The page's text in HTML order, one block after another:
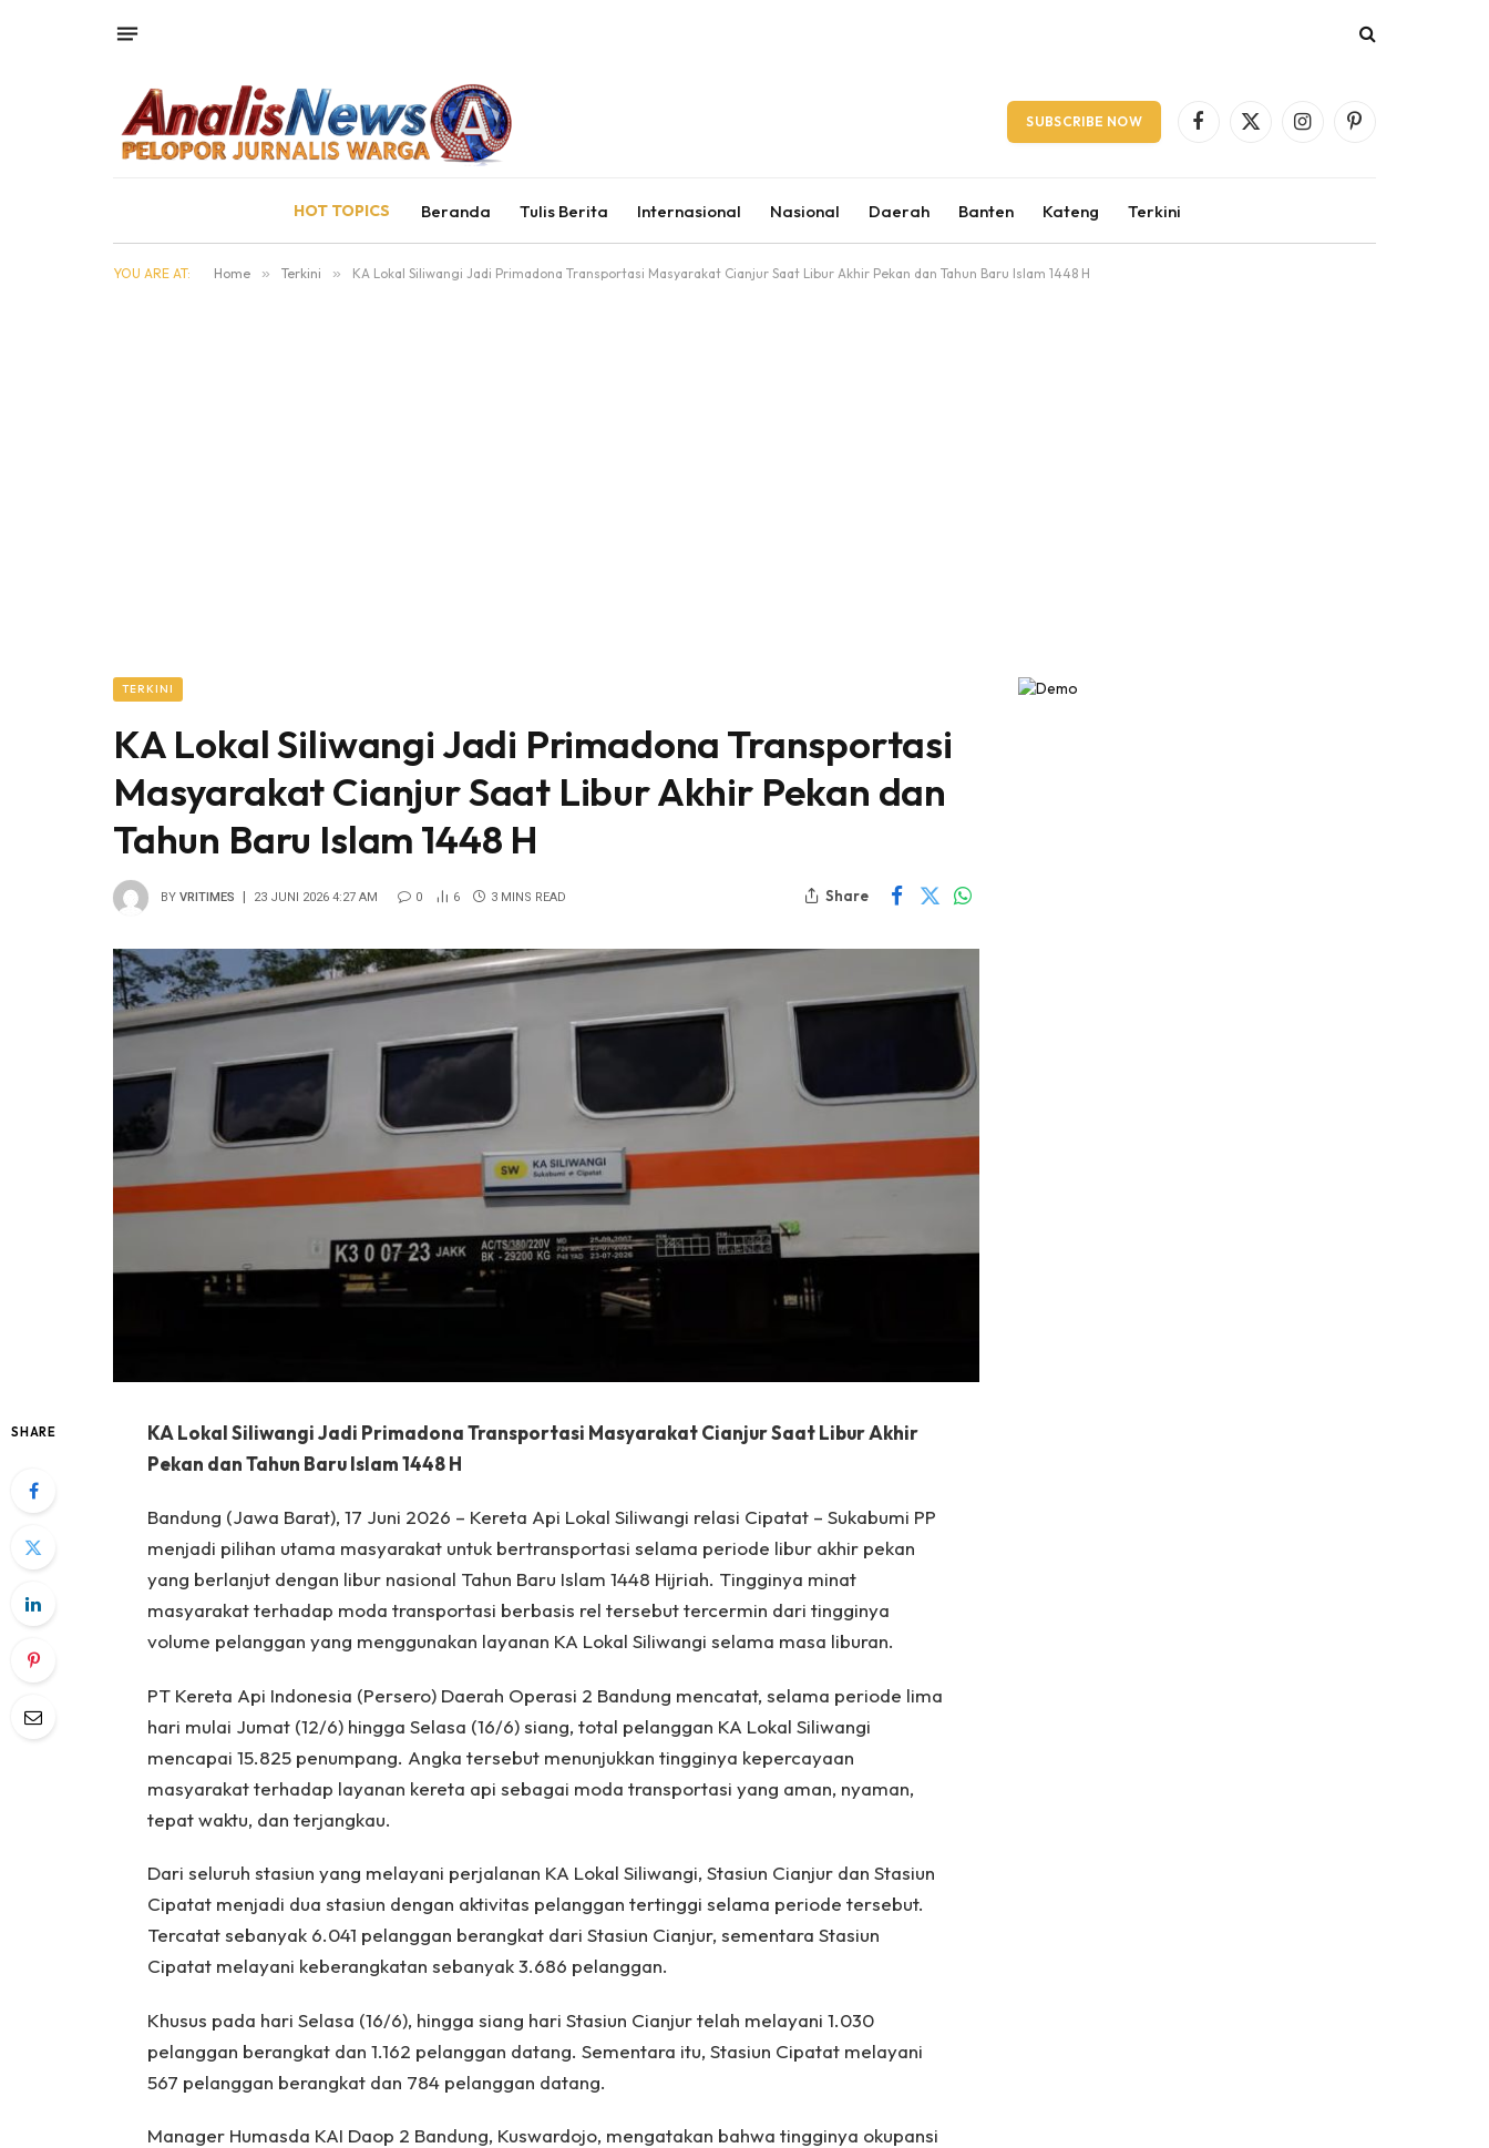
SUBSCRIBE NOW Facebook
X
InstagramPinterest
HOT TOPICS Beranda Tulis Berita Internasional Nasional Daerah Banten Kateng Terkini
YOU ARE AT: Home » Terkini » KA Lokal Siliwangi Jadi Primadona Transportasi Masyarakat Cianjur Saat Libur Akhir Pekan dan Tahun Baru Islam 1448 H
TERKINI
KA Lokal Siliwangi Jadi Primadona Transportasi
Masyarakat Cianjur Saat Libur Akhir Pekan dan
Tahun Baru Islam 1448 H
BY VRITIMES 23 JUNI 2026 4:27 AM 0 6 3 MINS READ Share
SHARE
KA Lokal Siliwangi Jadi Primadona Transportasi Masyarakat Cianjur Saat Libur Akhir
Pekan dan Tahun Baru Islam 1448 H
Bandung (Jawa Barat), 17 Juni 2026 – Kereta Api Lokal Siliwangi relasi Cipatat – Sukabumi PP
menjadi pilihan utama masyarakat untuk bertransportasi selama periode libur akhir pekan
yang berlanjut dengan libur nasional Tahun Baru Islam 1448 Hijriah. Tingginya minat
masyarakat terhadap moda transportasi berbasis rel tersebut tercermin dari tingginya
volume pelanggan yang menggunakan layanan KA Lokal Siliwangi selama masa liburan.
PT Kereta Api Indonesia (Persero) Daerah Operasi 2 Bandung mencatat, selama periode lima
hari mulai Jumat (12/6) hingga Selasa (16/6) siang, total pelanggan KA Lokal Siliwangi
mencapai 15.825 penumpang. Angka tersebut menunjukkan tingginya kepercayaan
masyarakat terhadap layanan kereta api sebagai moda transportasi yang aman, nyaman,
tepat waktu, dan terjangkau.
Dari seluruh stasiun yang melayani perjalanan KA Lokal Siliwangi, Stasiun Cianjur dan Stasiun
Cipatat menjadi dua stasiun dengan aktivitas pelanggan tertinggi selama periode tersebut.
Tercatat sebanyak 6.041 pelanggan berangkat dari Stasiun Cianjur, sementara Stasiun
Cipatat melayani keberangkatan sebanyak 3.686 pelanggan.
Khusus pada hari Selasa (16/6), hingga siang hari Stasiun Cianjur telah melayani 1.030
pelanggan berangkat dan 1.162 pelanggan datang. Sementara itu, Stasiun Cipatat melayani
567 pelanggan berangkat dan 784 pelanggan datang.
Manager Humasda KAI Daop 2 Bandung, Kuswardojo, mengatakan bahwa tingginya okupansi